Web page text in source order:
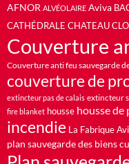
AFNOR ALVÉOLAIRE Aviva
CATHÉDRALE CHATEAU
Couverture
Couverture anti feu sauvegarde
couverture de
extincteur pas de calais extincteur
fire blanket housse housse
incendie La Fabrique
plan sauvegarde des biens